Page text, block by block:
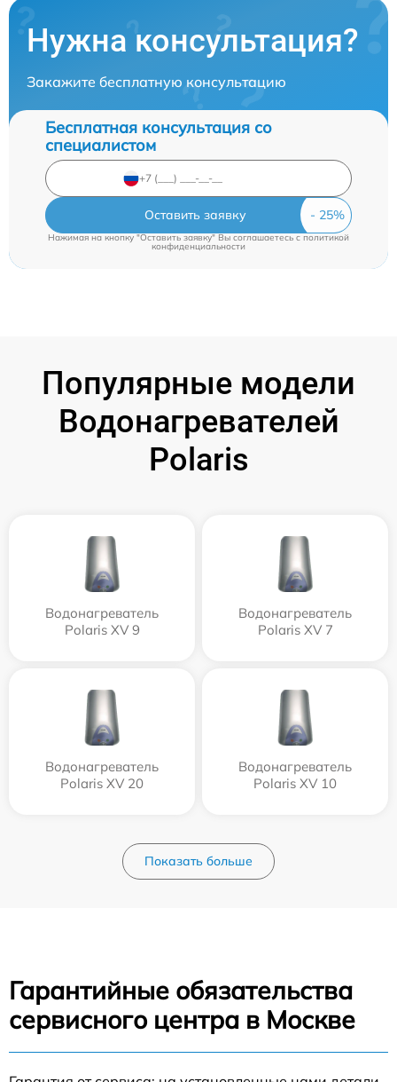
Нужна консультация?
Закажите бесплатную консультацию
Бесплатная консультация со
специалистом
Оставить заявку
Нажимая на кнопку "Оставить заявку" Вы соглашаетесь cполитикой
конфиденциальности
Популярные модели
Водонагревателей
Polaris
Водонагреватель
Polaris XV 9
Водонагреватель
Polaris XV 7
Водонагреватель
Polaris XV 20
Водонагреватель
Polaris XV 10
Показать больше
Гарантийные обязательства
сервисного центра в Москве